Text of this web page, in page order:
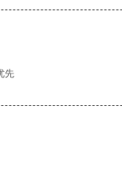
先